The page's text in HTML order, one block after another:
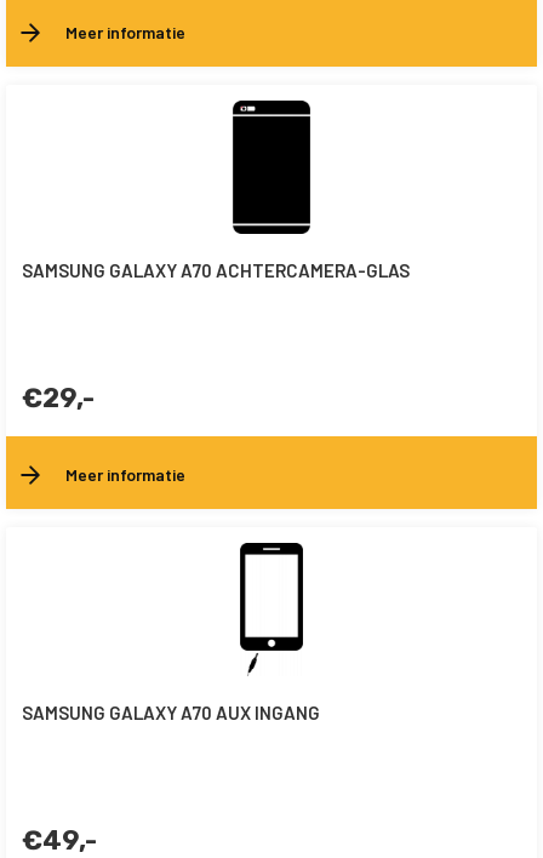
Meer informatie
SAMSUNG GALAXY A70 ACHTERCAMERA-GLAS
€29,-
Meer informatie
SAMSUNG GALAXY A70 AUX INGANG
€49,-